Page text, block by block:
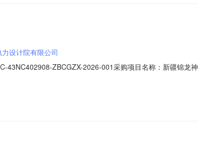
设计院有限公司
43NC402908-ZBCGZX-2026-001采购项目名称：新疆锦龙
至2026-05-03项目概况：新疆锦龙神雾煤电机组改造项目建